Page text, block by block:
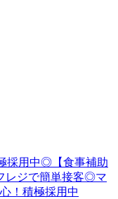
採用中◎【食事補助
レジで簡単接客◎マ
！積極採用中